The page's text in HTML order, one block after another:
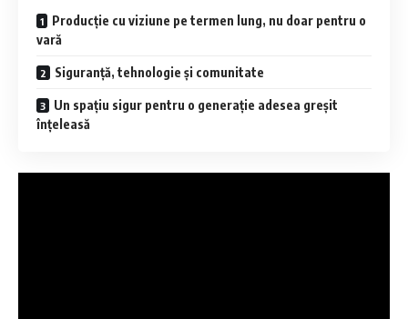
Producție cu viziune pe termen lung, nu doar pentru o
vară
Siguranță, tehnologie și comunitate
Un spațiu sigur pentru o generație adesea greșit
înțeleasă